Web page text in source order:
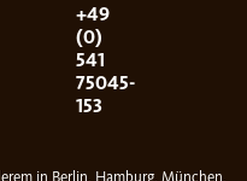
+49
(0)
541
75045-
153